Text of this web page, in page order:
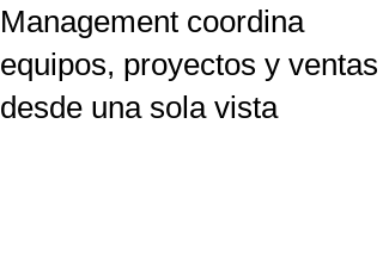
Management coordina
equipos, proyectos y ventas
desde una sola vista